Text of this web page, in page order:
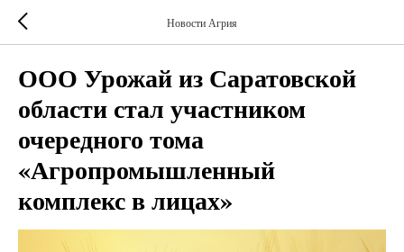
Новости Агрия
ООО Урожай из Саратовской
области стал участником
очередного тома
«Агропромышленный
комплекс в лицах»